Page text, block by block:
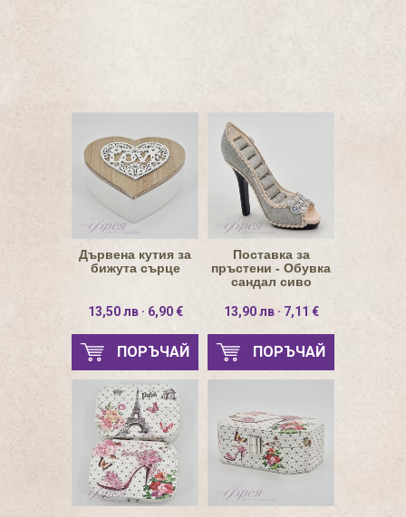
Дървена кутия за
бижута сърце
13,50 лв · 6,90 €
ПОРЪЧАЙ
Поставка за
пръстени - Обувка
сандал сиво
13,90 лв · 7,11 €
ПОРЪЧАЙ